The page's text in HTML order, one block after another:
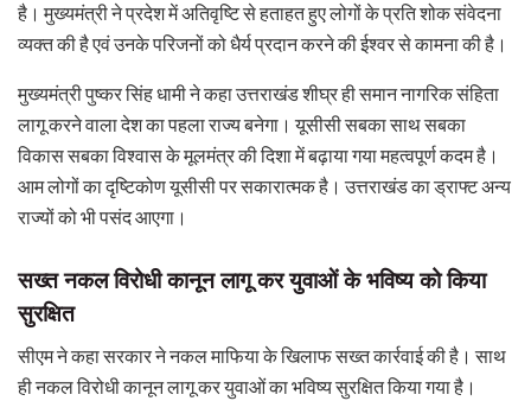
है। मुख्यमंत्री ने प्रदेश में अतिवृष्टि से हताहत हुए लोगों के प्रति शोक संवेदना
व्यक्त की है एवं उनके परिजनों को धैर्य प्रदान करने की ईश्वर से कामना की है।
मुख्यमंत्री पुष्कर सिंह धामी ने कहा उत्तराखंड शीघ्र ही समान नागरिक संहिता
लागू करने वाला देश का पहला राज्य बनेगा। यूसीसी सबका साथ सबका
विकास सबका विश्वास के मूलमंत्र की दिशा में बढ़ाया गया महत्वपूर्ण कदम है।
आम लोगों का दृष्टिकोण यूसीसी पर सकारात्मक है। उत्तराखंड का ड्राफ्ट अन्य
राज्यों को भी पसंद आएगा।
सख्त नकल विरोधी कानून लागू कर युवाओं के भविष्य को किया
सुरक्षित
सीएम ने कहा सरकार ने नकल माफिया के खिलाफ सख्त कार्रवाई की है। साथ
ही नकल विरोधी कानून लागू कर युवाओं का भविष्य सुरक्षित किया गया है।